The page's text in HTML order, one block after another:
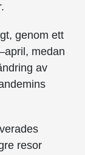
genom ett
medan
av
resor